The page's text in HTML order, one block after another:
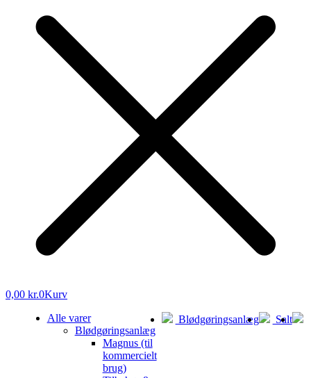
0,00 kr.0Kurv
Alle varer
Blødgøringsanlæg
Magnus (til
kommercielt
brug)
Blødgøringsanlæg Salt